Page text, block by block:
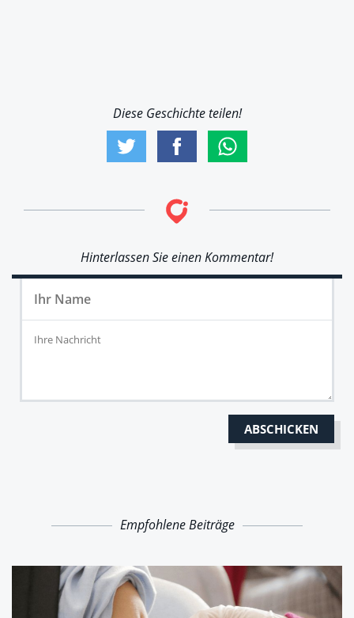
Diese Geschichte teilen!
Hinterlassen Sie einen Kommentar!
Empfohlene Beiträge